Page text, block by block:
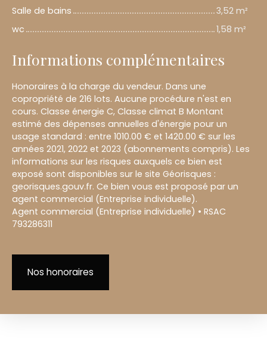
Salle de bains
3,52 m²
wc
1,58 m²
Informations complémentaires
Honoraires à la charge du vendeur. Dans une
copropriété de 216 lots. Aucune procédure n'est en
cours. Classe énergie C, Classe climat B Montant
estimé des dépenses annuelles d'énergie pour un
usage standard : entre 1010.00 € et 1420.00 € sur les
années 2021, 2022 et 2023 (abonnements compris). Les
informations sur les risques auxquels ce bien est
exposé sont disponibles sur le site Géorisques :
georisques.gouv.fr. Ce bien vous est proposé par un
agent commercial (Entreprise individuelle).
Agent commercial (Entreprise individuelle) • RSAC
793286311
Nos honoraires